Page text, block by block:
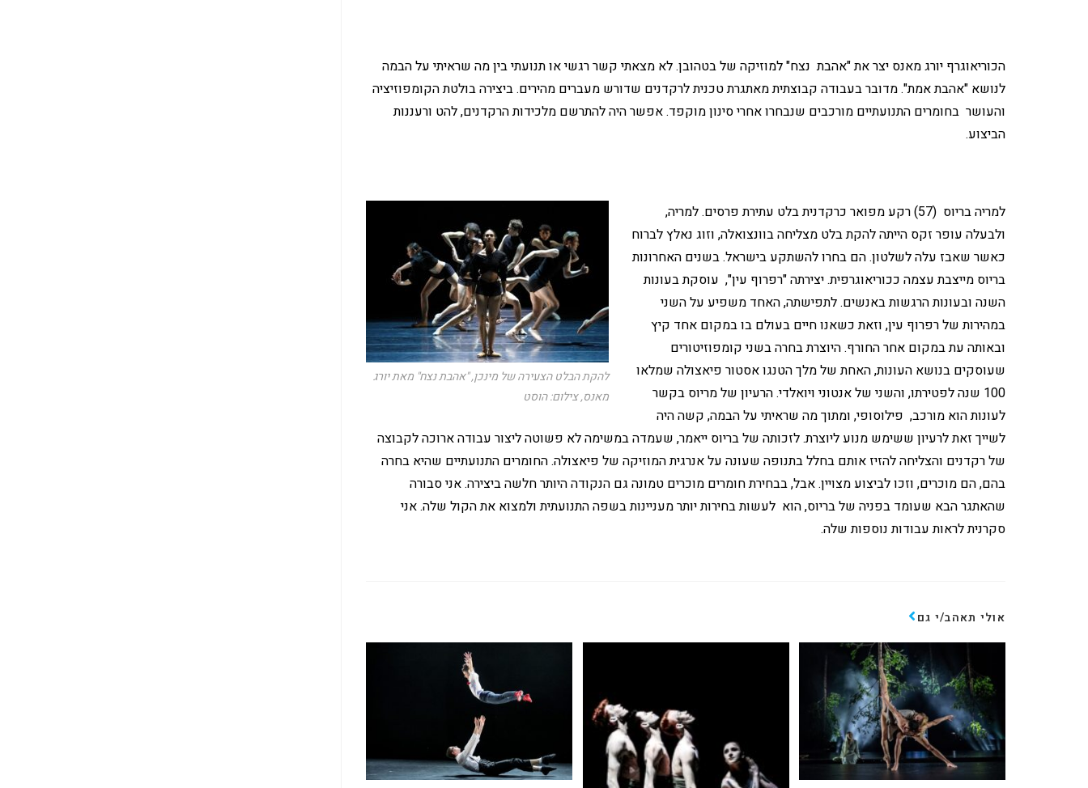
הכוריאוגרף יורג מאנס יצר את "אהבת נצח" למוזיקה של בטהובן. לא מצאתי קשר רגשי או תנועתי בין מה שראיתי על הבמה
לנושא "אהבת אמת". מדובר בעבודה קבוצתית מאתגרת טכנית לרקדנים שדורש מעברים מהירים. ביצירה בולטת הקומפוזיציה
והעושר בחומרים התנועתיים מורכבים שנבחרו אחרי סינון מוקפד. אפשר היה להתרשם מלכידות הרקדנים, להט ורעננות
הביצוע.
להקת הבלט הצעירה של מינכן, "אהבת נצח" מאת יורג
מאנס, צילום: הוסט
למריה בריוס (57) רקע מפואר כרקדנית בלט עתירת פרסים. למריה,
ולבעלה עופר זקס הייתה להקת בלט מצליחה בוונצואלה, וזוג נאלץ לברוח
כאשר שאבז עלה לשלטון. הם בחרו להשתקע בישראל. בשנים האחרונות
בריוס מייצבת עצמה ככוריאוגרפית. יצירתה "רפרוף עין", עוסקת בעונות
השנה ובעונות הרגשות באנשים. לתפישתה, האחד משפיע על השני
במהירות של רפרוף עין, וזאת כשאנו חיים בעולם בו במקום אחד קיץ
ובאותה עת במקום אחר החורף. היוצרת בחרה בשני קומפוזיטורים
שעוסקים בנושא העונות, האחת של מלך הטנגו אסטור פיאצולה שמלאו
100 שנה לפטירתו, והשני של אנטוני ויואלדי. הרעיון של מריוס בקשר
לעונות הוא מורכב, פילוסופי, ומתוך מה שראיתי על הבמה, קשה היה
לשייך זאת לרעיון ששימש מנוע ליוצרת. לזכותה של בריוס ייאמר, שעמדה במשימה לא פשוטה ליצור עבודה ארוכה לקבוצה
של רקדנים והצליחה להזיז אותם בחלל בתנופה שעונה על אנרגית המוזיקה של פיאצולה. החומרים התנועתיים שהיא בחרה
בהם, הם מוכרים, וזכו לביצוע מצויין. אבל, בבחירת חומרים מוכרים טמונה גם הנקודה היותר חלשה ביצירה. אני סבורה
שהאתגר הבא שעומד בפניה של בריוס, הוא לעשות בחירות יותר מעניינות בשפה התנועתית ולמצוא את הקול שלה. אני
סקרנית לראות עבודות נוספות שלה.
אולי תאהב/י גם